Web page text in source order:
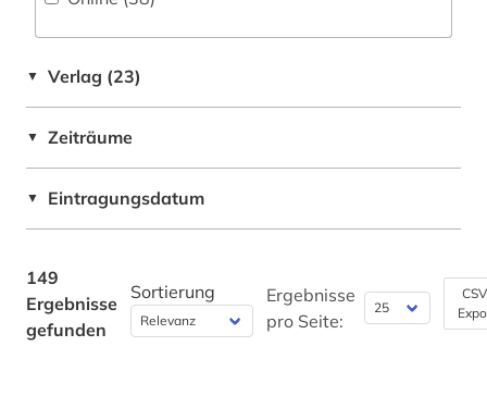
firmenverzeichnis (1)
französisch (5)
▼ Verlag (23)
▼ Zeiträume
▼ Eintragungsdatum
149
Ergebnisse
gefunden
Sortierung
Ergebnisse
pro Seite: